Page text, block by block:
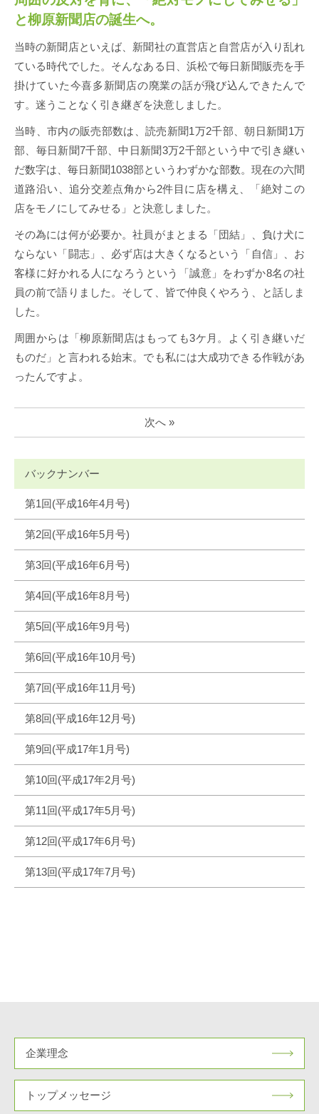
と柳原新聞店の誕生へ。
当時の新聞店といえば、新聞社の直営店と自営店が入り乱れ
ている時代でした。そんなある日、浜松で毎日新聞販売を手
掛けていた今喜多新聞店の廃業の話が飛び込んできたんで
す。迷うことなく引き継ぎを決意しました。
当時、市内の販売部数は、読売新聞1万2千部、朝日新聞1万
部、毎日新聞7千部、中日新聞3万2千部という中で引き継い
だ数字は、毎日新聞1038部というわずかな部数。現在の六間
道路沿い、追分交差点角から2件目に店を構え、「絶対この
店をモノにしてみせる」と決意しました。
その為には何が必要か。社員がまとまる「団結」、負け犬に
ならない「闘志」、必ず店は大きくなるという「自信」、お
客様に好かれる人になろうという「誠意」をわずか8名の社
員の前で語りました。そして、皆で仲良くやろう、と話しま
した。
周囲からは「柳原新聞店はもっても3ケ月。よく引き継いだ
ものだ」と言われる始末。でも私には大成功できる作戦があ
ったんですよ。
次へ »
バックナンバー
第1回(平成16年4月号)
第2回(平成16年5月号)
第3回(平成16年6月号)
第4回(平成16年8月号)
第5回(平成16年9月号)
第6回(平成16年10月号)
第7回(平成16年11月号)
第8回(平成16年12月号)
第9回(平成17年1月号)
第10回(平成17年2月号)
第11回(平成17年5月号)
第12回(平成17年6月号)
第13回(平成17年7月号)
企業理念
トップメッセージ